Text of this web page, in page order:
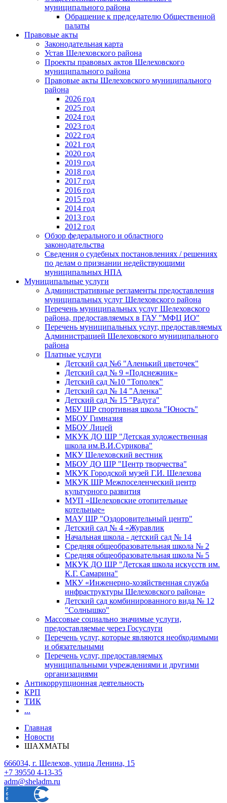
муниципального района
Обращение к председателю Общественной
палаты
Правовые акты
Законодательная карта
Устав Шелеховского района
Проекты правовых актов Шелеховского
муниципального района
Правовые акты Шелеховского муниципального
района
2026 год
2025 год
2024 год
2023 год
2022 год
2021 год
2020 год
2019 год
2018 год
2017 год
2016 год
2015 год
2014 год
2013 год
2012 год
Обзор федерального и областного
законодательства
Сведения о судебных постановлениях / решениях
по делам о признании недействующими
муниципальных НПА
Муниципальные услуги
Административные регламенты предоставления
муниципальных услуг Шелеховского района
Перечень муниципальных услуг Шелеховского
района, предоставляемых в ГАУ "МФЦ ИО"
Перечень муниципальных услуг, предоставляемых
Администрацией Шелеховского муниципального
района
Платные услуги
Детский сад №6 "Аленький цветочек"
Детский сад № 9 «Подснежник»
Детский сад №10 "Тополек"
Детский сад № 14 "Аленка"
Детский сад № 15 "Радуга"
МБУ ШР спортивная школа "Юность"
МБОУ Гимназия
МБОУ Лицей
МКУК ДО ШР "Детская художественная
школа им.В.И.Сурикова"
МКУ Шелеховский вестник
МБОУ ДО ШР "Центр творчества"
МКУК Городской музей Г.И. Шелехова
МКУК ШР Межпоселенческий центр
культурного развития
МУП «Шелеховские отопительные
котельные»
МАУ ШР "Оздоровительный центр"
Детский сад № 4 «Журавлик
Начальная школа - детский сад № 14
Средняя общеобразовательная школа № 2
Средняя общеобразовательная школа № 5
МКУК ДО ШР "Детская школа искусств им.
К.Г. Самарина"
МКУ «Инженерно-хозяйственная служба
инфраструктуры Шелеховского района»
Детский сад комбинированного вида № 12
"Солнышко"
Массовые социально значимые услуги,
предоставляемые через Госуслуги
Перечень услуг, которые являются необходимыми
и обязательными
Перечень услуг, предоставляемых
муниципальными учреждениями и другими
организациями
Антикоррупционная деятельность
КРП
ТИК
...
Главная
Новости
ШАХМАТЫ
666034, г. Шелехов, улица Ленина, 15
+7 39550 4-13-35
adm@sheladm.ru